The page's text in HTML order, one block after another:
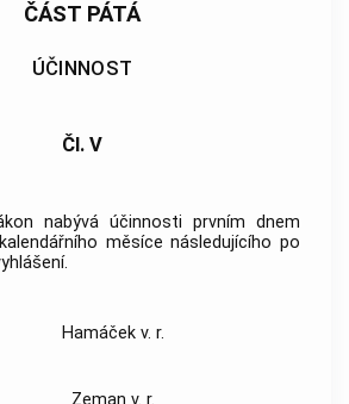
ČÁST PÁTÁ
ÚČINNOST
Čl. V
nabývá účinnosti prvním dnem
měsíce následujícího po
Hamáček v. r.